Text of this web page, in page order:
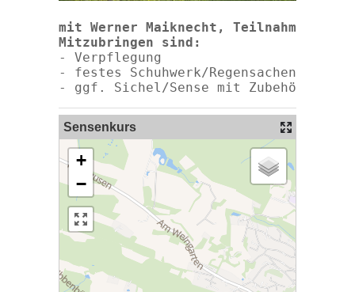
mit Werner Maiknecht,
Mitzubringen sind:
- Verpflegung
- festes Schuhwerk/Regensachen
- ggf. Sichel/Sense mit Zubehör
Sensenkurs
+
−